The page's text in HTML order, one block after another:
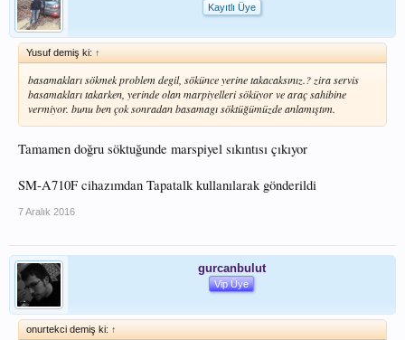
Kayıtlı Üye
Yusuf demiş ki: ↑
basamakları sökmek problem degil, sökünce yerine takacaksınız.? zira servis
basamakları takarken, yerinde olan marpiyelleri söküyor ve araç sahibine
vermiyor. bunu ben çok sonradan basamagı söktüğümüzde anlamıştım.
Tamamen doğru söktuğunde marspiyel sıkıntısı çıkıyor
SM-A710F cihazımdan Tapatalk kullanılarak gönderildi
7 Aralık 2016
gurcanbulut
Vip Üye
onurtekci demiş ki: ↑